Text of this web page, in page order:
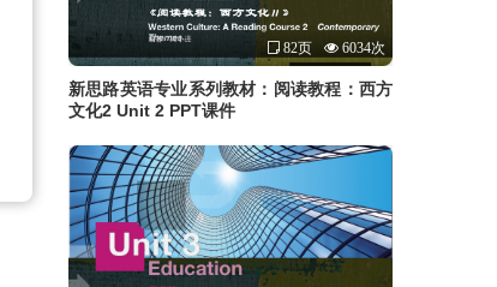
82页 6034次
新思路英语专业系列教材：阅读教程：西方
文化2 Unit 2 PPT课件